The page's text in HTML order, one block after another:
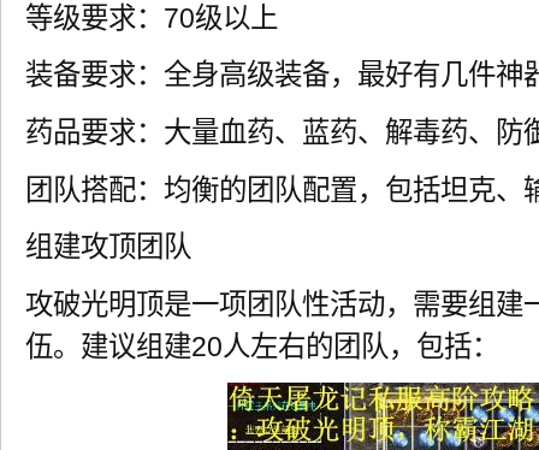
等级要求：70级以上
装备要求：全身高级装备，最好有几件神
药品要求：大量血药、蓝药、解毒药、防
团队搭配：均衡的团队配置，包括坦克、
组建攻顶团队
攻破光明顶是一项团队性活动，需要组建
伍。建议组建20人左右的团队，包括：